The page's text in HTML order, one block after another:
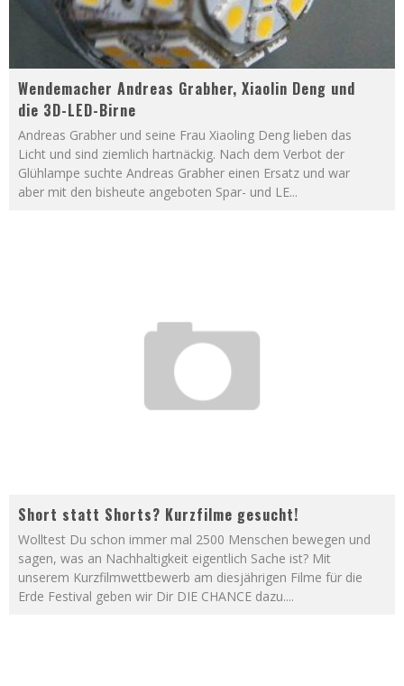
Wendemacher Andreas Grabher, Xiaolin Deng und
die 3D-LED-Birne
Andreas Grabher und seine Frau Xiaoling Deng lieben das
Licht und sind ziemlich hartnäckig. Nach dem Verbot der
Glühlampe suchte Andreas Grabher einen Ersatz und war
aber mit den bisheute angeboten Spar- und LE...
Short statt Shorts? Kurzfilme gesucht!
Wolltest Du schon immer mal 2500 Menschen bewegen und
sagen, was an Nachhaltigkeit eigentlich Sache ist? Mit
unserem Kurzfilmwettbewerb am diesjährigen Filme für die
Erde Festival geben wir Dir DIE CHANCE dazu....